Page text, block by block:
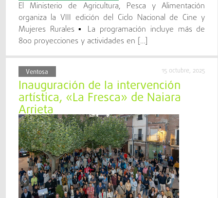
El Ministerio de Agricultura, Pesca y Alimentación
organiza la VIII edición del Ciclo Nacional de Cine y
Mujeres Rurales ▪ La programación incluye más de
800 proyecciones y actividades en […]
Ventosa 15 octubre, 2025
Inauguración de la intervención
artística, «La Fresca» de Naiara
Arrieta